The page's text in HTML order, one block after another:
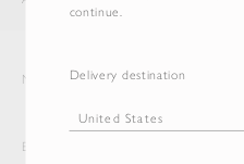
continue.
Delivery destination
Newsletter